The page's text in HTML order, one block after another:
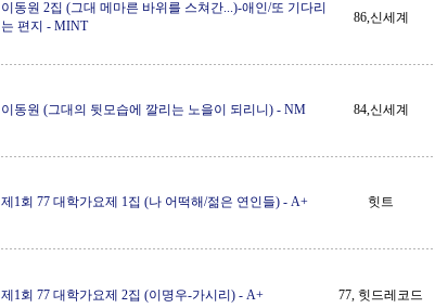
이동원 2집 (그대 메마른 바위를 스쳐간...)-애인/또 기다리
는 편지 - MINT
86,신세계
이동원 (그대의 뒷모습에 깔리는 노을이 되리니) - NM 84,신세계
제1회 77 대학가요제 1집 (나 어떡해/젊은 연인들) - A+ 힛트
제1회 77 대학가요제 2집 (이명우-가시리) - A+ 77, 힛드레코드